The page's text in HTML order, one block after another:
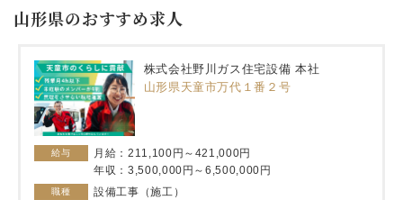
山形県のおすすめ求人
株式会社野川ガス住宅設備 本社
山形県天童市万代１番２号
給与
月給：211,100円～421,000円
年収：3,500,000円～6,500,000円
職種 設備工事（施工）